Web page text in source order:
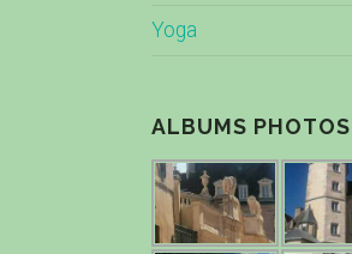
Yoga
ALBUMS PHOTOS